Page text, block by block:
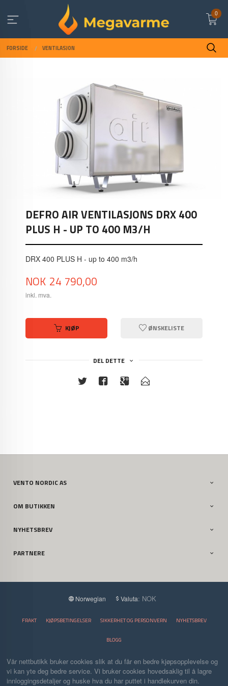
innholdet
0
FORSIDE VENTILASJON
DEFRO AIR VENTILASJONS DRX 400
PLUS H - UP TO 400 M3/H
DRX 400 PLUS H - up to 400 m3/h
Pris
NOK 24 790,00
inkl. mva.
KJØP ØNSKELISTE
DEL DETTE
VENTO NORDIC AS
OM BUTIKKEN
NYHETSBREV
PARTNERE
Norwegian Valuta: NOK
FRAKT KJØPSBETINGELSER SIKKERHET OG PERSONVERN NYHETSBREV
BLOGG
Vår nettbutikk bruker cookies slik at du får en bedre kjøpsopplevelse og
vi kan yte deg bedre service. Vi bruker cookies hovedsaklig til å lagre
innloggingsdetaljer og huske hva du har puttet i handlekurven din.